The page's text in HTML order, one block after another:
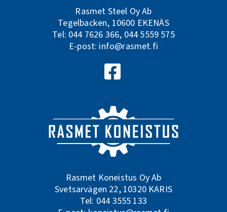
Rasmet Steel Oy Ab
Tegelbacken, 10600 EKENÄS
Tel: 044 7626 366, 044 5559 575
E-post: info@rasmet.fi
Följ oss på Facebook
Rasmet Koneistus Oy Ab
Svetsarvägen 22, 10320 KARIS
Tel: 044 3555 133